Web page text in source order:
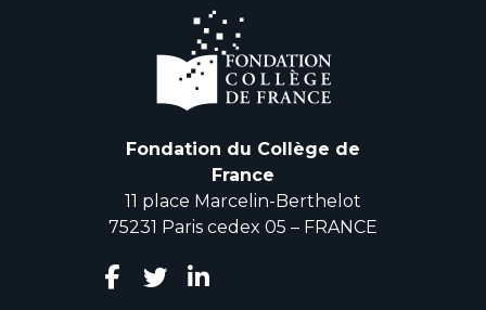
Fondation du Collège de
France
11 place Marcelin-Berthelot
75231 Paris cedex 05 – FRANCE